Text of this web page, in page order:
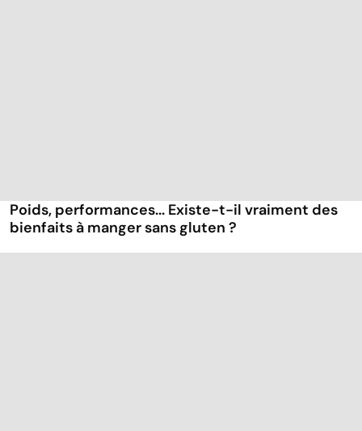
Poids, performances... Existe-t-il vraiment des
bienfaits à manger sans gluten ?